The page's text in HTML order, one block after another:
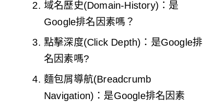
域名歷史(Domain-History)：是
Google排名因素嗎？
點擊深度(Click Depth)：是Google排
名因素嗎?
麵包屑導航(Breadcrumb
Navigation)：是Google排名因素